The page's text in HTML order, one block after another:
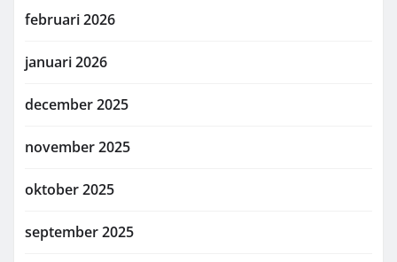
februari 2026
januari 2026
december 2025
november 2025
oktober 2025
september 2025